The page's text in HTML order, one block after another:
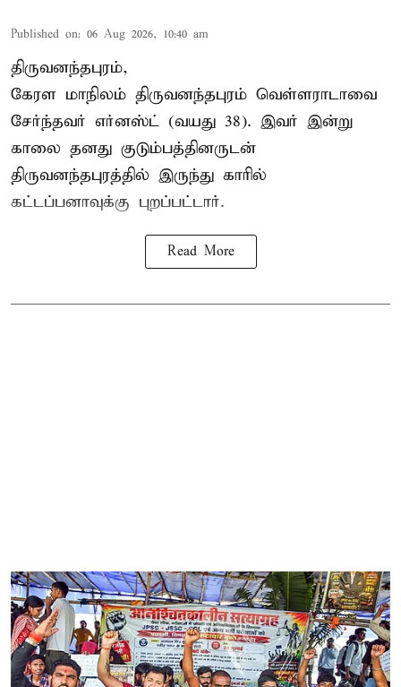
Published on: 06 Aug 2026, 10:40 am
திருவனந்தபுரம்,
கேரள மாநிலம் திருவனந்தபுரம் வெள்ளராடாவை
சேர்ந்தவர் எர்னஸ்ட் (வயது 38). இவர் இன்று
காலை தனது குடும்பத்தினருடன்
திருவனந்தபுரத்தில் இருந்து காரில்
கட்டப்பனாவுக்கு புறப்பட்டார்.
Read More